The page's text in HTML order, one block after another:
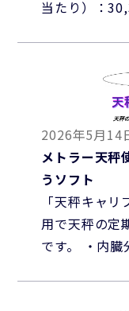
当たり）：
2026年5月14
メトラー天秤
うソフト
「天秤キャ
用で天秤の定
です。 ・内